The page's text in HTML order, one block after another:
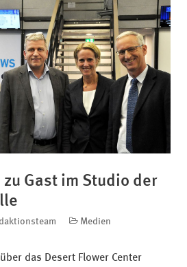
zu Gast im Studio der
Kategorien
Medien
das Desert Flower Center